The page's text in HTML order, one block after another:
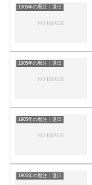
1905年の暦注｜選日
1905年の暦注｜選日
1905年の暦注｜選日
1905年の暦注｜選日